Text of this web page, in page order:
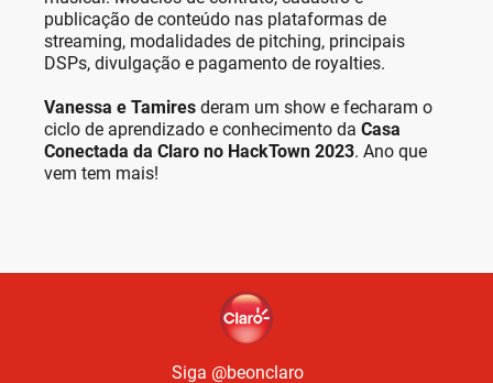
publicação de conteúdo nas plataformas de
streaming, modalidades de pitching, principais
DSPs, divulgação e pagamento de royalties.
Vanessa e Tamires deram um show e fecharam o
ciclo de aprendizado e conhecimento da Casa
Conectada da Claro no HackTown 2023. Ano que
vem tem mais!
Siga @beonclaro